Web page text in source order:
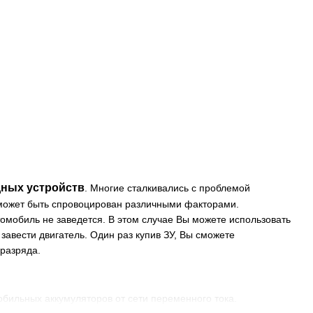
устройств . Многие сталкивались с проблемой
быть спровоцирован различными факторами.
не заведется. В этом случае Вы можете использовать
двигатель. Один раз купив ЗУ, Вы сможете
аккумуляторов от сети переменного тока.